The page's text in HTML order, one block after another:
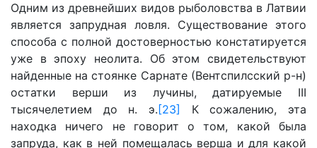
Одним из древнейших видов рыболовства в Латвии
является запрудная ловля. Существование этого
способа с полной достоверностью констатируется
уже в эпоху неолита. Об этом свидетельствуют
найденные на стоянке Сарнате (Вентспилсский р-н)
остатки верши из лучины, датируемые III
тысячелетием до н. э. [23]
К сожалению, эта
находка ничего не говорит о том, какой была
запруда, как в ней помещалась верша и для какой